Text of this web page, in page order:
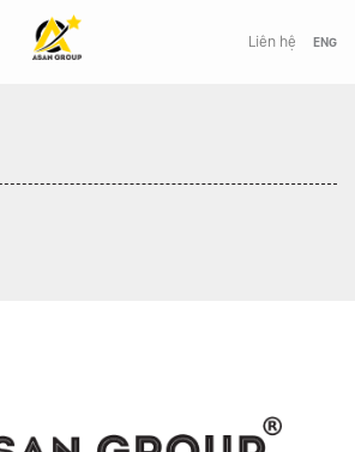
Liên hệ ENG